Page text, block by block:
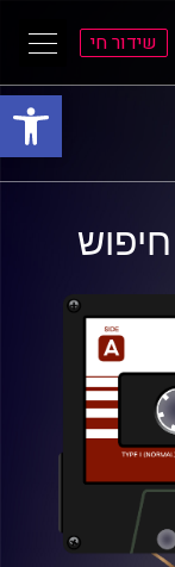
פתח
שידור חי